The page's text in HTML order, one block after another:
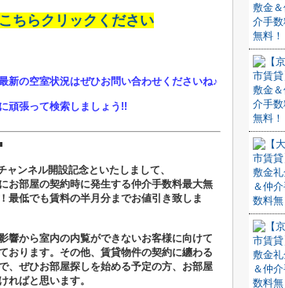
こちらクリック ください
新の空室状況はぜひお問い合わせくださいね♪
頑張って検索しましょう!!
ンネル開設記念といたしまして、
お部屋の契約時に発生する仲介手数料最大無
最低でも賃料の半月分までお値引き致しま
響から室内の内覧ができないお客様に向けて
おります。その他、賃貸物件の契約に纏わる
、ぜひお部屋探しを始める予定の方、お部屋
ればと思います。